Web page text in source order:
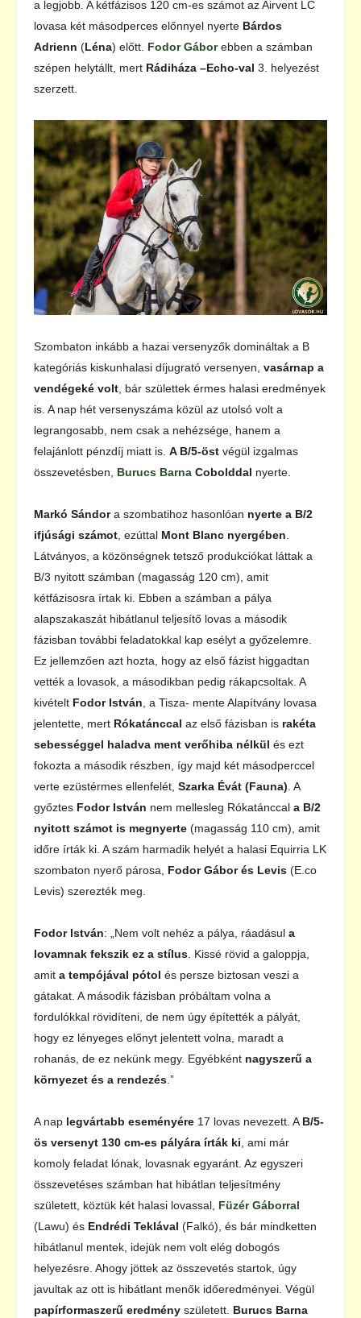
a legjobb. A kétfázisos 120 cm-es számot az Airvent LC
lovasa két másodperces előnnyel nyerte Bárdos
Adrienn (Léna) előtt. Fodor Gáborebben a számban
szépen helytállt, mert Rádiháza –Echo-val 3. helyezést
szerzett.
Szombaton inkább a hazai versenyzők domináltak a B
kategóriás kiskunhalasi díjugrató versenyen, vasárnap a
vendégeké volt, bár születtek érmes halasi eredmények
is. A nap hét versenyszáma közül az utolsó volt a
legrangosabb, nem csak a nehézsége, hanem a
felajánlott pénzdíj miatt is. A B/5-öst végül izgalmas
összevetésben, Burucs Barna Cobolddal nyerte.
Markó Sándora szombatihoz hasonlóan nyerte a B/2
ifjúsági számot, ezúttal Mont Blanc nyergében.
Látványos, a közönségnek tetsző produkciókat láttak a
B/3 nyitott számban (magasság 120 cm), amit
kétfázisosra írtak ki. Ebben a számban a pálya
alapszakaszát hibátlanul teljesítő lovas a második
fázisban további feladatokkal kap esélyt a győzelemre.
Ez jellemzően azt hozta, hogy az első fázist higgadtan
vették a lovasok, a másodikban pedig rákapcsoltak. A
kivételt Fodor István, a Tisza- mente Alapítvány lovasa
jelentette, mert Rókatánccal az első fázisban is rakéta
sebességgel haladva ment verőhiba nélkül és ezt
fokozta a második részben, így majd két másodperccel
verte ezüstérmes ellenfelét, Szarka Évát (Fauna). A
győztes Fodor István nem mellesleg Rókatánccal a B/2
nyitott számot is megnyerte (magasság 110 cm), amit
időre írták ki. A szám harmadik helyét a halasi Equirria LK
szombaton nyerő párosa, Fodor Gábor és Levis (E.co
Levis) szerezték meg.
Fodor István: „Nem volt nehéz a pálya, ráadásul a
lovamnak fekszik ez a stílus. Kissé rövid a galoppja,
amit a tempójával pótol és persze biztosan veszi a
gátakat. A második fázisban próbáltam volna a
fordulókkal rövidíteni, de nem úgy építették a pályát,
hogy ez lényeges előnyt jelentett volna, maradt a
rohanás, de ez nekünk megy. Egyébként nagyszerű a
környezet és a rendezés.”
A nap legvártabb eseményére 17 lovas nevezett. AB/5-
ös versenyt 130 cm-es pályára írták ki, ami már
komoly feladat lónak, lovasnak egyaránt. Az egyszeri
összevetéses számban hat hibátlan teljesítmény
született, köztük két halasi lovassal, Füzér Gáborral
(Lawu) és Endrédi Teklával (Falkó), és bár mindketten
hibátlanul mentek, idejük nem volt elég dobogós
helyezésre. Ahogy jöttek az összevetés startok, úgy
javultak az ott is hibátlant menők időeredményei. Végül
papírformaszerű eredmény született. Burucs Barna